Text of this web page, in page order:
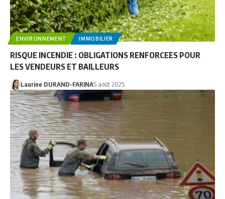
ENVIRONNEMENT IMMOBILIER
RISQUE INCENDIE : OBLIGATIONS RENFORCEES POUR
LES VENDEURS ET BAILLEURS
Laurine DURAND-FARINA5 août 2025